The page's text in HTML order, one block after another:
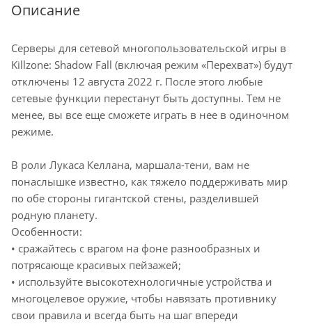
Описание
Серверы для сетевой многопользовательской игры в
Killzone: Shadow Fall (включая режим «Перехват») будут
отключены 12 августа 2022 г. После этого любые
сетевые функции перестанут быть доступны. Тем не
менее, вы все еще сможете играть в нее в одиночном
режиме.
В роли Лукаса Келлана, маршала-тени, вам не
понаслышке известно, как тяжело поддерживать мир
по обе стороны гигантской стены, разделившей
родную планету.
Особенности:
• сражайтесь с врагом на фоне разнообразных и
потрясающе красивых пейзажей;
• используйте высокотехнологичные устройства и
многоцелевое оружие, чтобы навязать противнику
свои правила и всегда быть на шаг впереди